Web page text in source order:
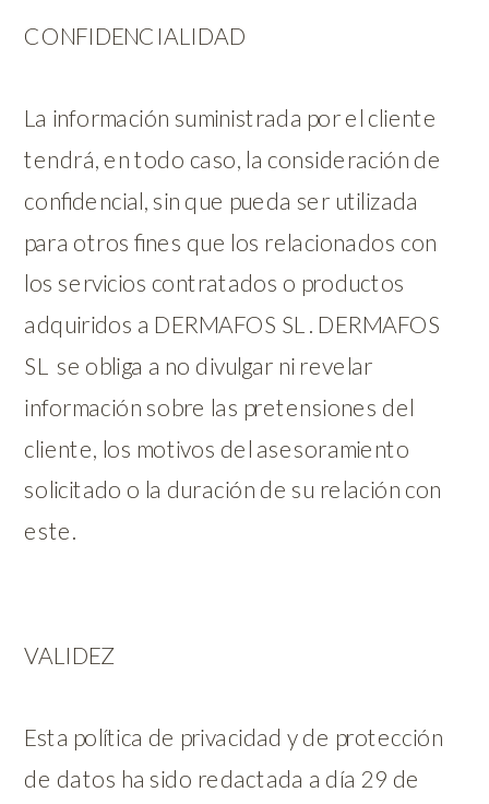
CONFIDENCIALIDAD
La información suministrada por el cliente
tendrá, en todo caso, la consideración de
confidencial, sin que pueda ser utilizada
para otros fines que los relacionados con
los servicios contratados o productos
adquiridos a DERMAFOS SL . DERMAFOS
SL se obliga a no divulgar ni revelar
información sobre las pretensiones del
cliente, los motivos del asesoramiento
solicitado o la duración de su relación con
este.
VALIDEZ
Esta política de privacidad y de protección
de datos ha sido redactada a día 29 de